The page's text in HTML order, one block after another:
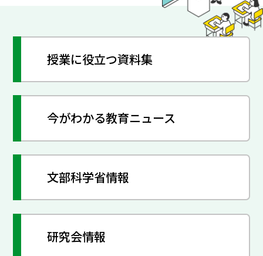
授業に役立つ資料集
今がわかる教育ニュース
文部科学省情報
研究会情報